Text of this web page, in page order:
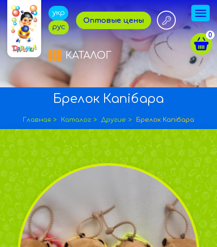
укр
рус
Оптовые цены
КАТАЛОГ
0
Брелок Капібара
Главная Каталог Другие Брелок Капібара